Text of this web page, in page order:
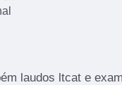
laudos ltcat e